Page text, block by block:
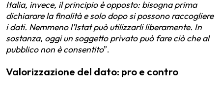
Italia, invece, il principio è opposto: bisogna prima
dichiarare la finalità e solo dopo si possono raccogliere
i dati. Nemmeno l’Istat può utilizzarli liberamente. In
sostanza, oggi un soggetto privato può fare ciò che al
pubblico non è consentito”.
Valorizzazione del dato: pro e contro